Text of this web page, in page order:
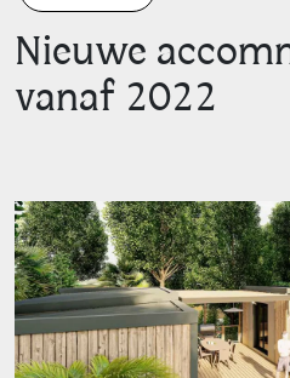
Nieuwe
vanaf 2022